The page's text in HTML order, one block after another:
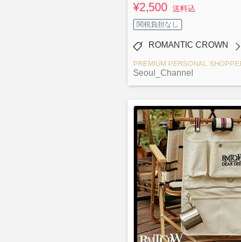
¥2,500 送料込
関税負担なし
ROMANTIC CROWN
PREMIUM PERSONAL
Seoul_Channel